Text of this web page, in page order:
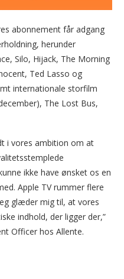
abonnement får adgang
herunder
Silo, Hijack, The Morning
Ted Lasso og
internationale storfilm
The Lost Bus,
i vores ambition om at
ikke have ønsket os en
Apple TV rummer flere
glæder mig til, at vores
indhold, der ligger der,”
Officer hos Allente.